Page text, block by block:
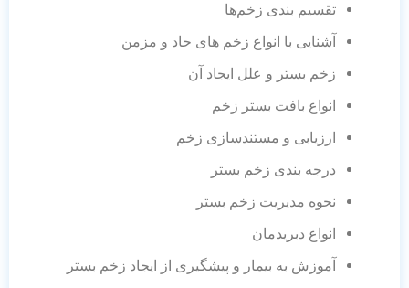
تقسیم بندی زخم‌ها
آشنایی با انواع زخم های حاد و مزمن
زخم بستر و علل ایجاد آن
انواع بافت بستر زخم
ارزیابی و مستندسازی زخم
درجه بندی زخم بستر
نحوه مدیریت زخم بستر
انواع دبریدمان
آموزش به بیمار و پیشگیری از ایجاد زخم بستر